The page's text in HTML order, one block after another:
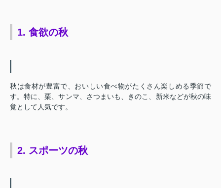
1. 食欲の秋
秋は食材が豊富で、おいしい食べ物がたくさん楽しめる季節で
す。特に、栗、サンマ、さつまいも、きのこ、新米などが秋の味
覚として人気です。
2. スポーツの秋